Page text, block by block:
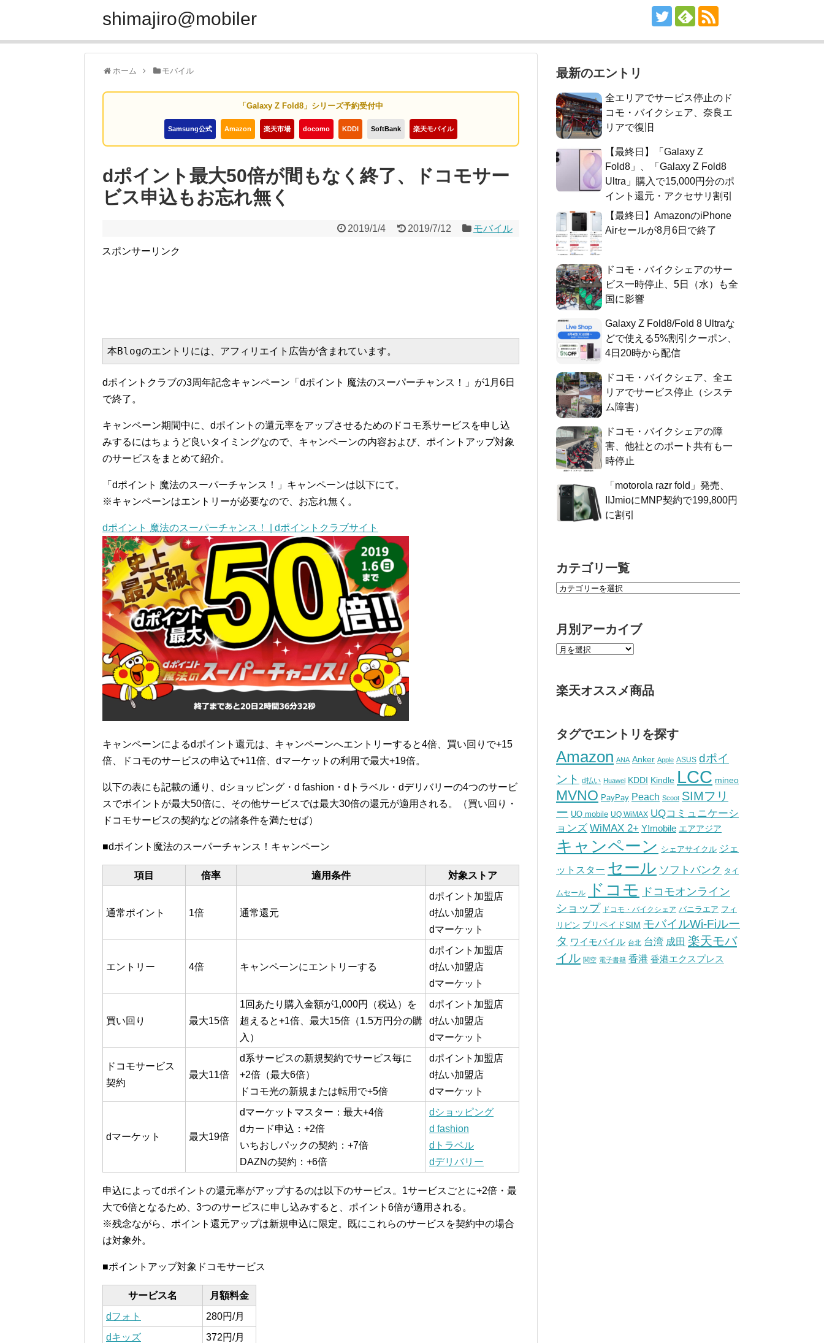
shimajiro@mobiler
ホーム モバイル
「Galaxy Z Fold8」シリーズ予約受付中
Samsung公式 Amazon 楽天市場 docomo KDDI SoftBank 楽天モバイル
dポイント最大50倍が間もなく終了、ドコモサー
ビス申込もお忘れ無く
2019/1/4 2019/7/12 モバイル
スポンサーリンク
本Blogのエントリには、アフィリエイト広告が含まれています。
dポイントクラブの3周年記念キャンペーン「dポイント 魔法のスーパーチャンス！」が1月6日
で終了。
キャンペーン期間中に、dポイントの還元率をアップさせるためのドコモ系サービスを申し込
みするにはちょうど良いタイミングなので、キャンペーンの内容および、ポイントアップ対象
のサービスをまとめて紹介。
「dポイント 魔法のスーパーチャンス！」キャンペーンは以下にて。
※キャンペーンはエントリーが必要なので、お忘れ無く。
dポイント 魔法のスーパーチャンス！ | dポイントクラブサイト
キャンペーンによるdポイント還元は、キャンペーンへエントリーすると4倍、買い回りで+15
倍、ドコモのサービスの申込で+11倍、dマーケットの利用で最大+19倍。
以下の表にも記載の通り、dショッピング・d fashion・dトラベル・dデリバリーの4つのサービ
スでポイントが最大50倍に、その他サービスでは最大30倍の還元が適用される。（買い回り・
ドコモサービスの契約などの諸条件を満たせば）
■dポイント魔法のスーパーチャンス！キャンペーン
項目 倍率 適用条件 対象ストア
通常ポイント 1倍 通常還元
dポイント加盟店
d払い加盟店
dマーケット
エントリー 4倍 キャンペーンにエントリーする
dポイント加盟店
d払い加盟店
dマーケット
買い回り 最大15倍
1回あたり購入金額が1,000円（税込）を
超えると+1倍、最大15倍（1.5万円分の購
入）
dポイント加盟店
d払い加盟店
dマーケット
ドコモサービス
契約
最大11倍
d系サービスの新規契約でサービス毎に
+2倍（最大6倍）
ドコモ光の新規または転用で+5倍
dポイント加盟店
d払い加盟店
dマーケット
dマーケット 最大19倍
dマーケットマスター：最大+4倍
dカード申込：+2倍
いちおしパックの契約：+7倍
DAZNの契約：+6倍
dショッピング
d fashion
dトラベル
dデリバリー
申込によってdポイントの還元率がアップするのは以下のサービス。1サービスごとに+2倍・最
大で6倍となるため、3つのサービスに申し込みすると、ポイント6倍が適用される。
※残念ながら、ポイント還元アップは新規申込に限定。既にこれらのサービスを契約中の場合
は対象外。
■ポイントアップ対象ドコモサービス
サービス名
月額料金
dフォト
280円/月
dキッズ
372円/月
最新のエントリ
全エリアでサービス停止のド
コモ・バイクシェア、奈良エ
リアで復旧
【最終日】「Galaxy Z
Fold8」、「Galaxy Z Fold8
Ultra」購入で15,000円分のポ
イント還元・アクセサリ割引
【最終日】AmazonのiPhone
Airセールが8月6日で終了
ドコモ・バイクシェアのサー
ビス一時停止、5日（水）も全
国に影響
Galaxy Z Fold8/Fold 8 Ultraな
どで使える5%割引クーポン、
4日20時から配信
ドコモ・バイクシェア、全エ
リアでサービス停止（システ
ム障害）
ドコモ・バイクシェアの障
害、他社とのポート共有も一
時停止
「motorola razr fold」発売、
IIJmioにMNP契約で199,800円
に割引
カテゴリ一覧
月別アーカイブ
楽天オススメ商品
タグでエントリを探す
Amazon ANA Anker Apple ASUS dポイ
ント
d払い Huawei KDDI Kindle LCC mineo
MVNO PayPay Peach Scoot SIMフリ
ー UQ mobile UQ WiMAX UQコミュニケーシ
ョンズ WiMAX 2+ Y!mobile エアアジア
キャンペーン シェアサイクル ジェ
ットスター セール ソフトバンク タイ
ムセール ドコモ
ドコモオンライン
ショップ ドコモ・バイクシェア バニラエア フィ
リピン プリペイドSIM モバイルWi-Fiルー
タ ワイモバイル 台北 台湾 成田 楽天モバ
イル 関空 電子書籍 香港 香港エクスプレス